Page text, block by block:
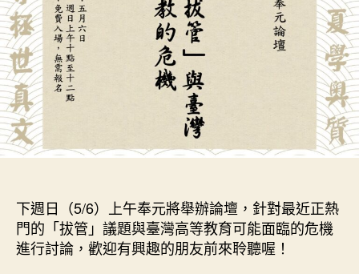
下週日（5/6）上午奉元將舉辦論壇，針對最近正熱
門的「拔管」議題與臺灣高等教育可能面臨的危機
進行討論，歡迎有興趣的朋友前來聆聽喔！